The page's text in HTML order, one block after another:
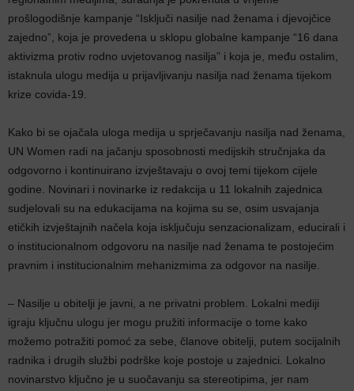
prošlogodišnje kampanje “Isključi nasilje nad ženama i djevojčice
zajedno”, koja je provedena u sklopu globalne kampanje “16 dana
aktivizma protiv rodno uvjetovanog nasilja” i koja je, među ostalim,
istaknula ulogu medija u prijavljivanju nasilja nad ženama tijekom
krize covida-19.
Kako bi se ojačala uloga medija u sprječavanju nasilja nad ženama,
UN Women radi na jačanju sposobnosti medijskih stručnjaka da
odgovorno i kontinuirano izvještavaju o ovoj temi tijekom cijele
godine. Novinari i novinarke iz redakcija u 11 lokalnih zajednica
sudjelovali su na edukacijama na kojima su se, osim usvajanja
etičkih izvještajnih načela koja isključuju senzacionalizam, educirali i
o institucionalnom odgovoru na nasilje nad ženama te postojećim
pravnim i institucionalnim mehanizmima za odgovor na nasilje.
– Nasilje u obitelji je javni, a ne privatni problem. Lokalni mediji
igraju ključnu ulogu jer mogu pružiti informacije o tome kako
možemo potražiti pomoć za sebe, članove obitelji, putem socijalnih
radnika i drugih službi podrške koje postoje u zajednici. Lokalno
novinarstvo ključno je u suočavanju sa stereotipima, jer nam